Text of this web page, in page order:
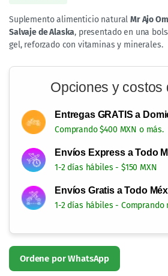
Suplemento alimenticio naturalMr Ajo
Salvaje de Alaska, presentado en una
gel, reforzado con vitaminas y minerales.
Opciones y costos
Entregas GRATIS a
Comprando $400 MXN o más.
Envíos Express a Todo
1-2 días hábiles - $150 MXN
Envíos Gratis a Todo
1-2 días hábiles - Comprando
Envíos GRATIS a todo México
Envíos Express a todo México en $150.00